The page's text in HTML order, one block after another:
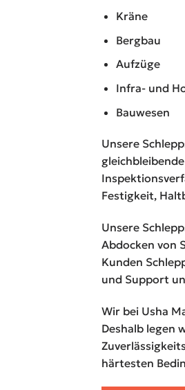
Kräne
Bergbau
Aufzüge
Infra- und
Bauwesen
Unsere
Festigkeit,
Unsere
Abdocken von
Kunden
und Support
Wir bei Usha
Deshalb legen
härtesten